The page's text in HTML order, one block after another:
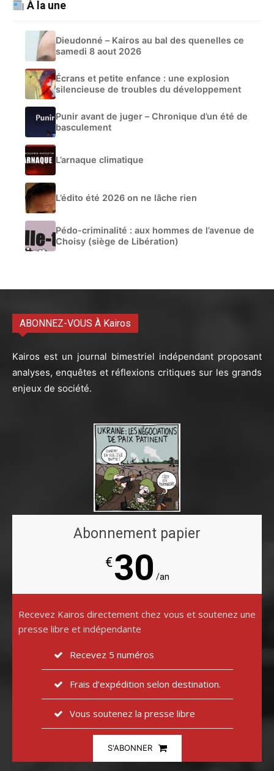
À la une
Dieudonné – Kairos au bal des quenelles ce
samedi 8 aout 2026
Écrans et petite enfance : une explosion
silencieuse de troubles du développement
Punir avant de juger – Chronique d’un été de
basculement
L’arnaque climatique
L’édito été 2026 on ne lâche rien
Pédo-criminalité : aux hommes de l’avenue de
Choisy (siège de Libération)
ABONNEZ-VOUS À Kairos
Kairos est un journal bimestriel indépendant proposant
analyses, enquêtes et réflexions critiques sur les grands
enjeux de société.
Abonnement papier
€30 /an
Recevez Kairos directement chez vous et soutenez une
presse libre et indépendante
Recevez 5 numéros
Frais d’expédition selon destination.
Vous soutenez la presse libre
S'ABONNER